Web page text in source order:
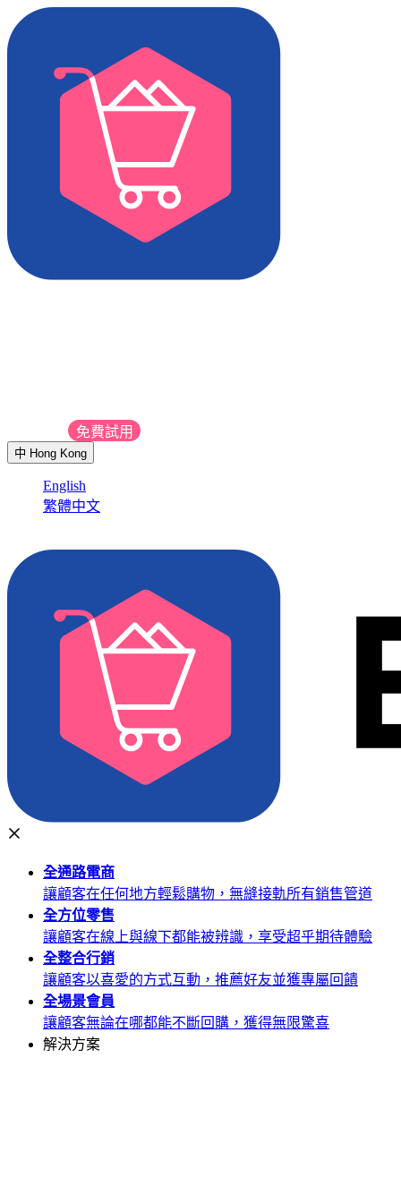
免費試用
中 Hong Kong
English
繁體中文
全通路電商
讓顧客在任何地方輕鬆購物，無縫接軌所有銷售管道
全方位零售
讓顧客在線上與線下都能被辨識，享受超乎期待體驗
全整合行銷
讓顧客以喜愛的方式互動，推薦好友並獲專屬回饋
全場景會員
讓顧客無論在哪都能不斷回購，獲得無限驚喜
解決方案